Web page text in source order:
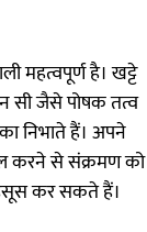
महत्वपूर्ण है। खट्टे
सी जैसे पोषक तत्व
निभाते हैं। अपने
करने से संक्रमण को
कर सकते हैं।